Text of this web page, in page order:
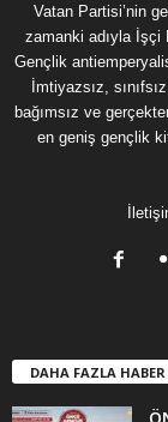
Vatan Partisi’nin
zamanki adıyla İşçi
Gençlik
İmtiyazsız,
bağımsız ve
en geniş gençlik
DAHA FAZLA HABER